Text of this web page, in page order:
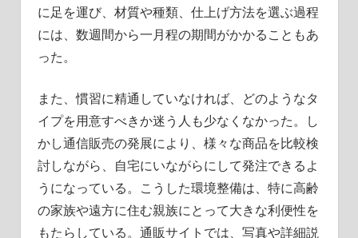
に足を運び、材質や種類、仕上げ方法を選ぶ過程
には、数週間から一月程の期間がかかることもあ
った。
また、慣習に精通していなければ、どのようなタ
イプを用意すべきか迷う人も少なくなかった。し
かし通信販売の発展により、様々な商品を比較検
討しながら、自宅にいながらにして発注できるよ
うになっている。こうした環境整備は、特に高齢
の家族や遠方に住む親族にとって大きな利便性を
もたらしている。通販サイトでは、写真や詳細説